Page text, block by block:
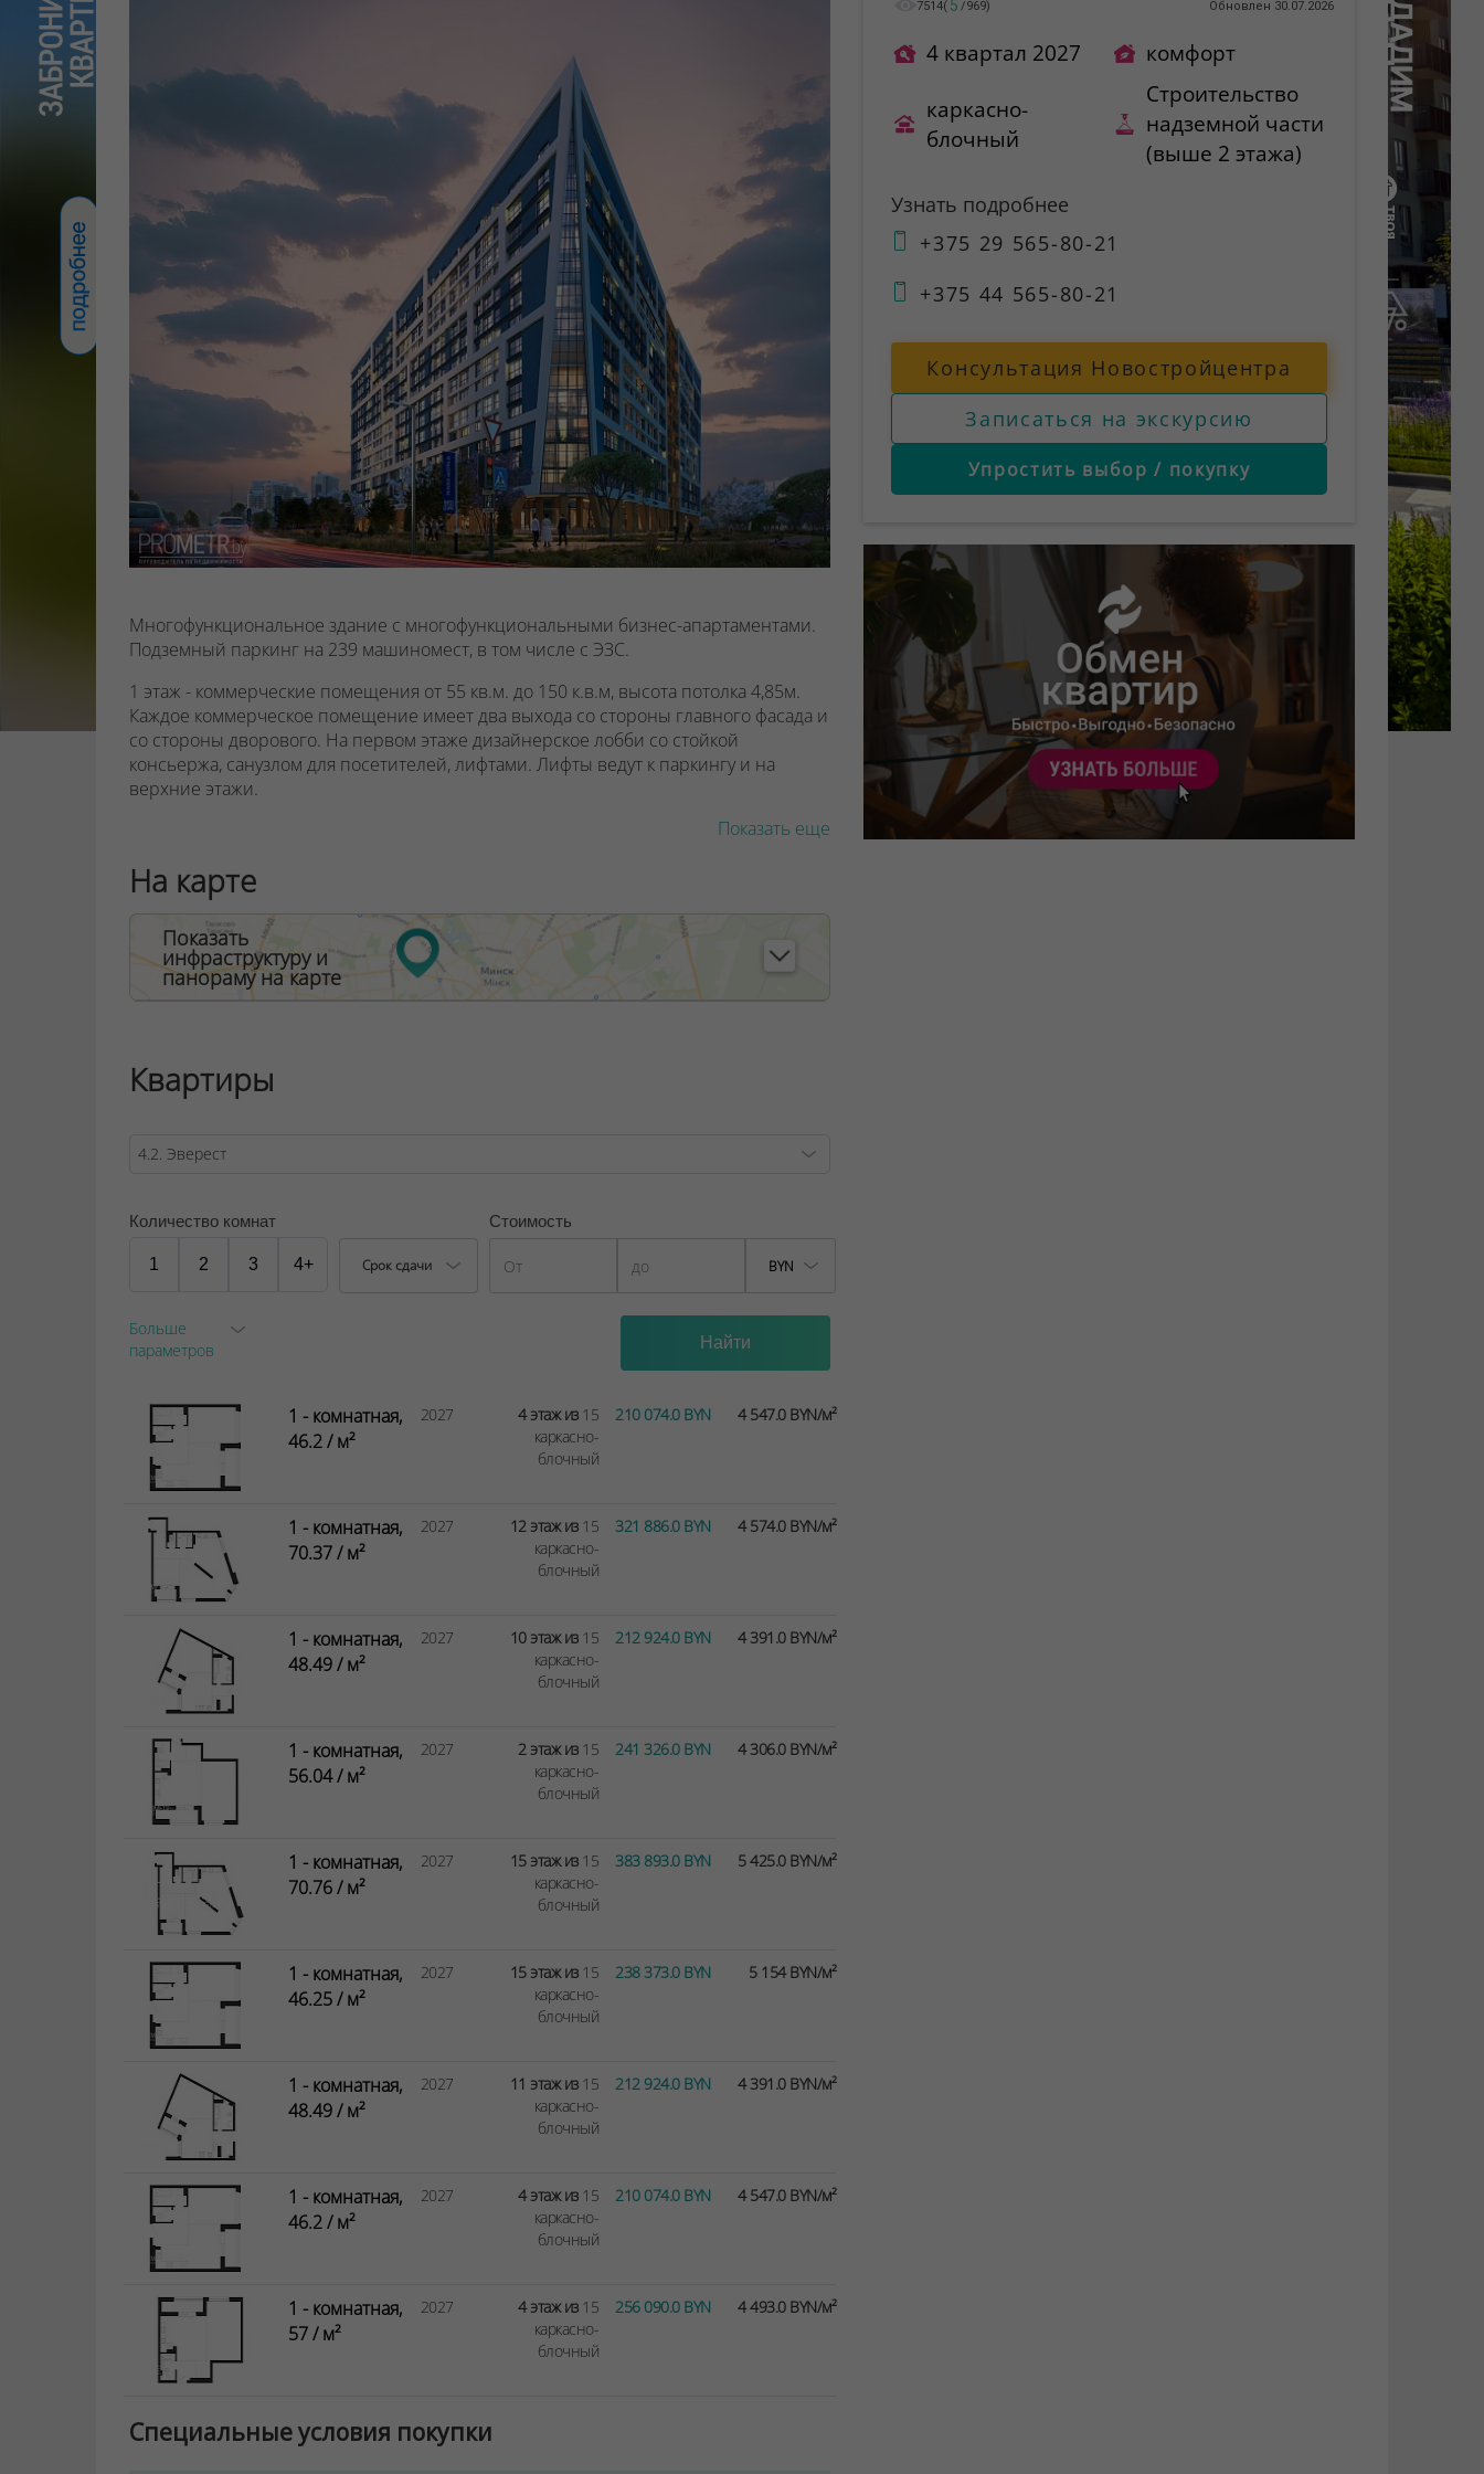
Многофункциональное здание с многофункциональными бизнес-апартаментами.
Подземный паркинг на 239 машиномест, в том числе с ЭЗС.
1 этаж - коммерческие помещения от 55 кв.м. до 150 к.в.м, высота потолка 4,85м.
Каждое коммерческое помещение имеет два выхода со стороны главного фасада и
со стороны дворового. На первом этаже дизайнерское лобби со стойкой
консьержа, санузлом для посетителей, лифтами. Лифты ведут к паркингу и на
верхние этажи.
Входы в помещения первого этажа решены по принципу безбарьерной среды с
2-15 этаж - бизнес-апартаменты, где можно зарегистрировать как физическое, так и
юридическое лицо.
На 2 этаже предусмотрены апартаменты с увеличенной площадью санузла.
Панорамное остекление, лоджии
с возможностью устройства двух комнат (42,68-53,13 кв.м.),
ООО "Твоя столицаконсалт", УНП 190285638, лицензия №02240/129 от 06.09.06г.
Показать еще
На карте
Показать
инфраструктуру и
панораму на карте
Квартиры
Количество комнат
1 2 3 4+ Срок сдачи
Стоимость
BYN
Больше
параметров
1 - комнатная,
46.2 / м²
2027 4 этаж из15
каркасно-
блочный
210 074.0 BYN 4 547.0 BYN/м²
1 - комнатная,
70.37 / м²
2027 12 этаж из15
каркасно-
блочный
321 886.0 BYN 4 574.0 BYN/м²
1 - комнатная,
48.49 / м²
2027 10 этаж из15
каркасно-
блочный
212 924.0 BYN 4 391.0 BYN/м²
1 - комнатная,
56.04 / м²
2027 2 этаж из15
каркасно-
блочный
241 326.0 BYN 4 306.0 BYN/м²
1 - комнатная,
70.76 / м²
2027 15 этаж из15
каркасно-
блочный
383 893.0 BYN 5 425.0 BYN/м²
1 - комнатная,
46.25 / м²
2027 15 этаж из15
каркасно-
блочный
238 373.0 BYN 5 154 BYN/м²
1 - комнатная,
48.49 / м²
2027 11 этаж из15
каркасно-
блочный
212 924.0 BYN 4 391.0 BYN/м²
1 - комнатная,
46.2 / м²
2027 4 этаж из15
каркасно-
блочный
210 074.0 BYN 4 547.0 BYN/м²
1 - комнатная,
57 / м²
2027 4 этаж из15
каркасно-
блочный
256 090.0 BYN 4 493.0 BYN/м²
Специальные условия покупки
7514( 5 /969) Обновлен 30.07.2026
4 квартал 2027
комфорт
каркасно-
блочный
Строительство
надземной части
(выше 2 этажа)
Узнать подробнее
+375 29 565-80-21
+375 44 565-80-21
Консультация Новостройцентра
Записаться на экскурсию
Упростить выбор / покупку